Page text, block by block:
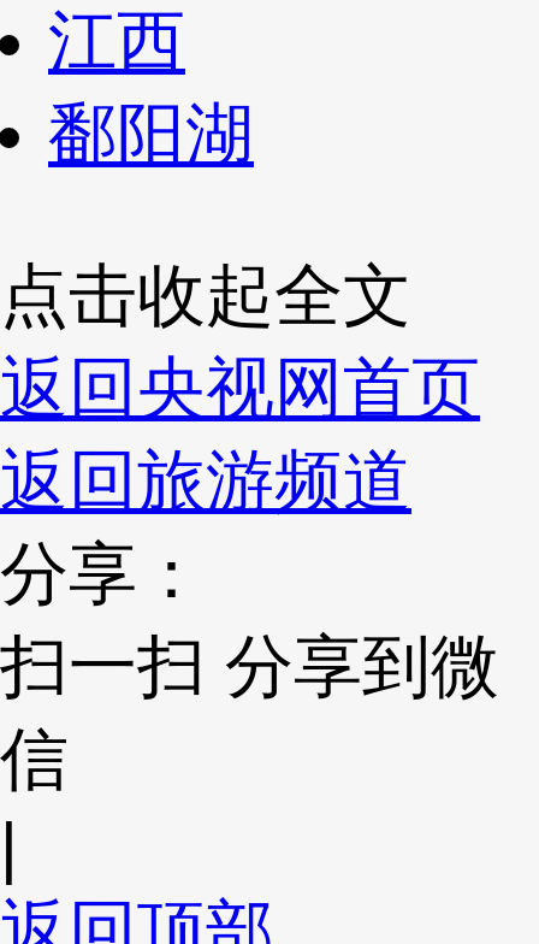
江西
鄱阳湖
点击收起全文
返回央视网首页
返回旅游频道
分享：
扫一扫 分享到微
信
|